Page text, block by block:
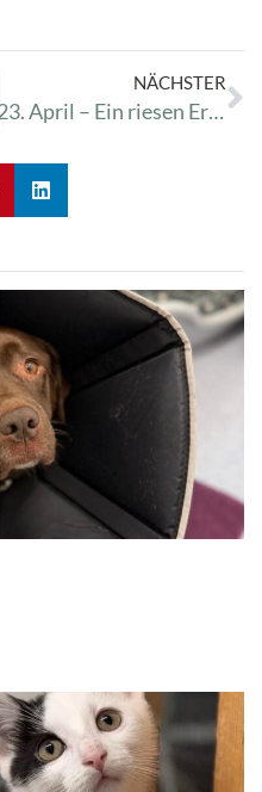
NÄCHSTER
23. April – Ein riesen Erdhaufen verschwindet